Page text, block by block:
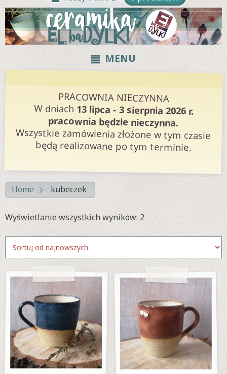
MENU
PRACOWNIA NIECZYNNA
W dniach 13 lipca - 3 sierpnia 2026 r.
pracownia będzie nieczynna.
Wszystkie zamówienia złożone w tym czasie
będą realizowane po tym terminie.
Home > kubeczek
Wyświetlanie wszystkich wyników: 2Posortowane